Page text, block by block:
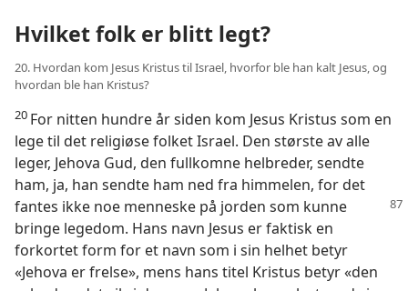
Hvilket folk er blitt legt?
20. Hvordan kom Jesus Kristus til Israel, hvorfor ble han kalt Jesus, og
hvordan ble han Kristus?
20 For nitten hundre år siden kom Jesus Kristus som en
lege til det religiøse folket Israel. Den største av alle
leger, Jehova Gud, den fullkomne helbreder, sendte
ham, ja, han sendte ham ned fra himmelen, for det
fantes ikke noe menneske på jorden som kunne
bringe legedom. Hans navn Jesus er faktisk en
forkortet form for et navn som i sin helhet betyr
«Jehova er frelse», mens hans titel Kristus betyr «den